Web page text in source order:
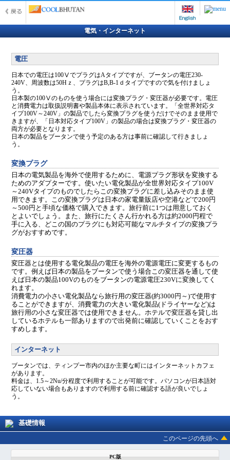
電気・インターネット
電圧
日本での電圧は100ⅤでプラグはAタイプですが、ブータンの電圧230-
240V、周波数は50Hｚ、プラグはB,B-1ｄタイプですので気を付けましょ
う。
日本製の100Ⅴのものを使う場合には変換プラグ・変圧器が必要です。電圧
と消費電力は取扱説明書や製品本体に表示されています。「全世界対応タ
イプ100V～240V」の製品でしたら変換プラグを使うだけでそのまま使用で
きますが、「日本対応タイプ100V」の製品の場合は変換プラグ・変圧器の
両方が必要となります。
日本の製品をブータンで使う予定のある方は事前に確認して行きましょ
う。
変換プラグ
日本の電気製品を海外で使用するために、電源プラグ形状を変換する
ためのアダプターです。使いたい電化製品が全世界対応タイプ100V
～240Vタイプのものでしたらこの変換プラグに差し込みそのまま使
用できます。この変換プラグは日本の家電量販店や空港などで200円
～500円と手頃な価格で購入できます。旅行前に1つは用意しておく
とよいでしょう。また、旅行にたくさん行かれる方は約2000円程で
手に入る、どこの国のプラグにも対応可能なマルチタイプの変換プラ
グがおすすめです。
変圧器
変圧器とは使用する電化製品の電圧を海外の電源電圧に変更するもの
です。例えば日本の製品をブータンで使う場合この変圧器を通して使
えば日本の製品100Vのものをブータンの電源電圧230Vに変換してく
れます。
消費電力の小さい電化製品なら旅行用の変圧器(約3000円～)で使用す
ることができますが、消費電力の大きい電化製品(ドライヤーなど)は
旅行用の小さな変圧器では使用できません。ホテルで変圧器を貸し出
しているホテルも一部ありますので出発前に確認していくことをおす
すめします。
インターネット
ブータンでは、ティンプー市内のほか主要な町にはインターネットカフェ
があります。
料金は、1.5～2Nu/分程度で利用することが可能です。パソコンが日本語対
応していない場合もありますので利用する前に確認する語が良いでしょ
う。
基礎情報
このページの先頭へ
PC版